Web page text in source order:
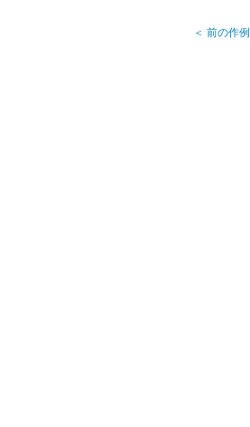
＜ 前の作例